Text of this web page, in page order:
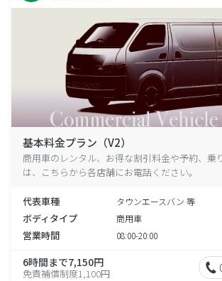
基本料金プラン（V2）
商用車のレンタル、お得な割引料金や予約、乗
は、こちらから各店舗にお電話ください。
代表車種 タウンエースバン 等
ボディタイプ 商用車
営業時間 08:00-20:00
6時間まで7,150円
免責補償制度1,100円